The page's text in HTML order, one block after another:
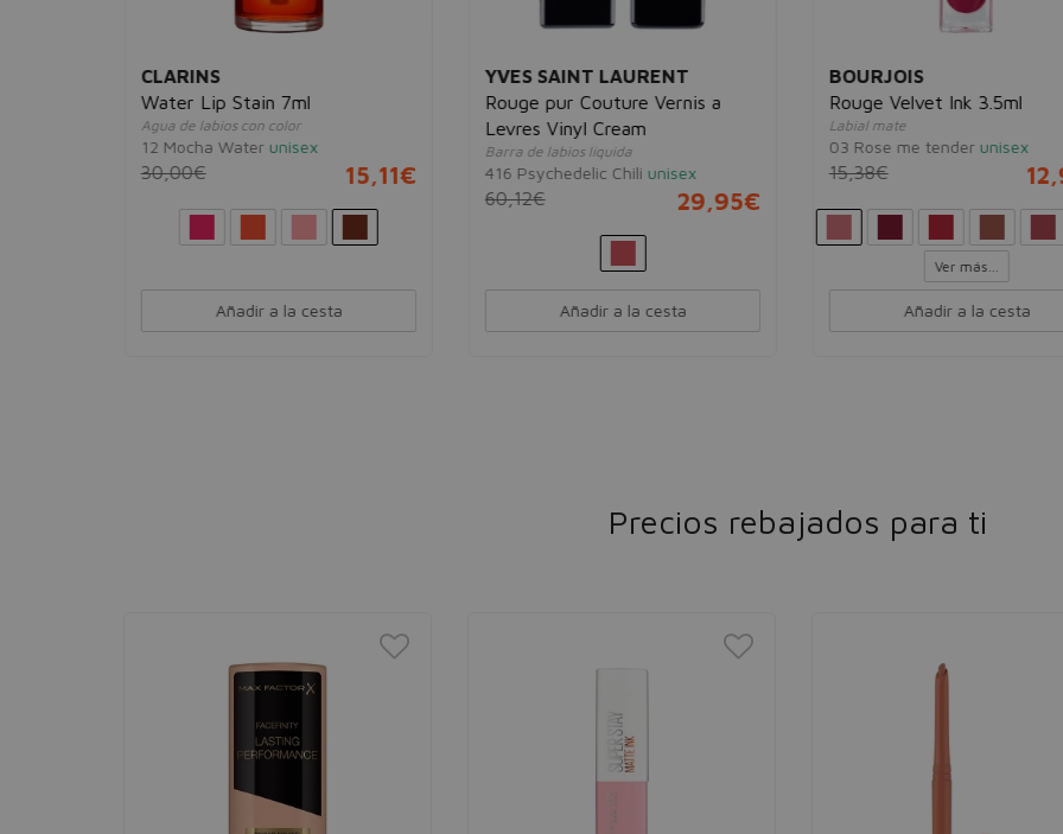
CLARINS
Water Lip Stain 7ml
Agua de labios con color
12 Mocha Water unisex
30,00€ 15,11€
Añadir a la cesta
YVES SAINT LAURENT
Rouge pur Couture Vernis a
Levres Vinyl Cream
Barra de labios líquida
416 Psychedelic Chili unisex
60,12€ 29,95€
Añadir a la cesta
BOURJOIS
Rouge Velvet Ink 3.5ml
Labial mate
03 Rose me tender unisex
15,38€
Ver más...
Añadir a la cesta
Precios rebajados para ti